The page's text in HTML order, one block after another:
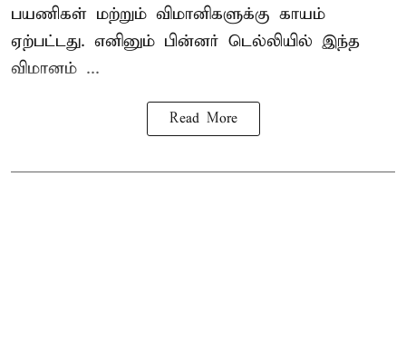
பயணிகள் மற்றும் விமானிகளுக்கு காயம்
ஏற்பட்டது. எனினும் பின்னர் டெல்லியில் இந்த
விமானம் ...
Read More